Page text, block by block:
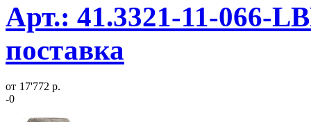
Арт.: 41.3321-11-066-
поставка
от 17'772 р.
-0